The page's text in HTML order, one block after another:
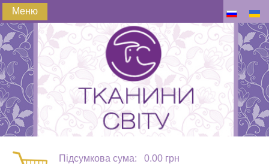
Меню
Підсумкова сума: 0.00 грн